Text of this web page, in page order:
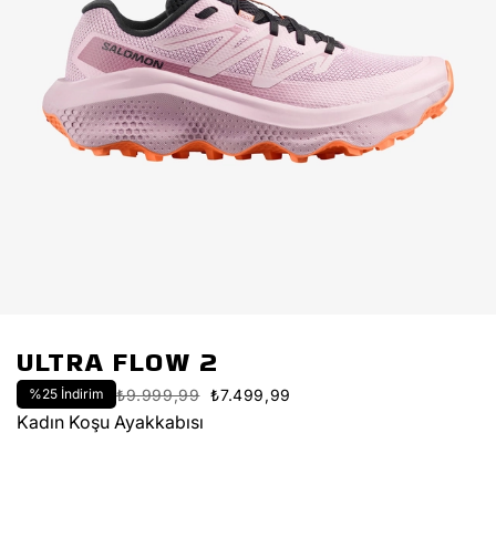
ULTRA FLOW 2
%25 İndirim ₺9.999,99 ₺7.499,99
Kadın Koşu Ayakkabısı